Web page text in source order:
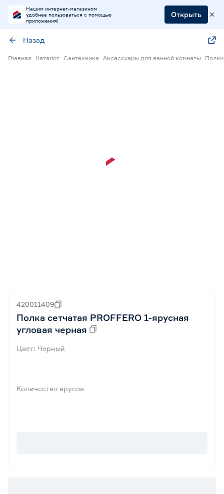
Нашим интернет-магазином
удобнее пользоваться с помощью
приложения!
Открыть
Назад
Главная Каталог Сантехника Аксессуары для ванной комнаты
420011409
Полка сетчатая PROFFERO 1-ярусная
угловая черная
Цвет: Черный
Количество ярусов